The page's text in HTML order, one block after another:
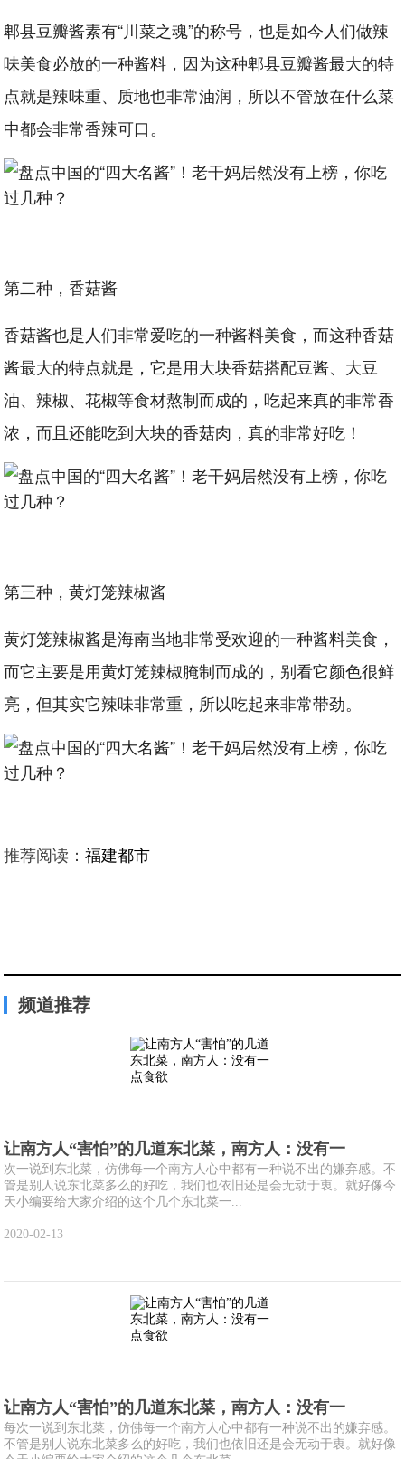
郫县豆瓣酱素有“川菜之魂”的称号，也是如今人们做辣
味美食必放的一种酱料，因为这种郫县豆瓣酱最大的特
点就是辣味重、质地也非常油润，所以不管放在什么菜
中都会非常香辣可口。
第二种，香菇酱
香菇酱也是人们非常爱吃的一种酱料美食，而这种香菇
酱最大的特点就是，它是用大块香菇搭配豆酱、大豆
油、辣椒、花椒等食材熬制而成的，吃起来真的非常香
浓，而且还能吃到大块的香菇肉，真的非常好吃！
第三种，黄灯笼辣椒酱
黄灯笼辣椒酱是海南当地非常受欢迎的一种酱料美食，
而它主要是用黄灯笼辣椒腌制而成的，别看它颜色很鲜
亮，但其实它辣味非常重，所以吃起来非常带劲。
推荐阅读：福建都市
频道推荐
让南方人“害怕”的几道东北菜，南方人：没有一
次一说到东北菜，仿佛每一个南方人心中都有一种说不出的嫌弃感。不
管是别人说东北菜多么的好吃，我们也依旧还是会无动于衷。就好像今
天小编要给大家介绍的这个几个东北菜一...
2020-02-13
让南方人“害怕”的几道东北菜，南方人：没有一
每次一说到东北菜，仿佛每一个南方人心中都有一种说不出的嫌弃感。
不管是别人说东北菜多么的好吃，我们也依旧还是会无动于衷。就好像